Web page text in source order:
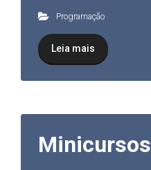
Programação
Leia mais
Minicursos